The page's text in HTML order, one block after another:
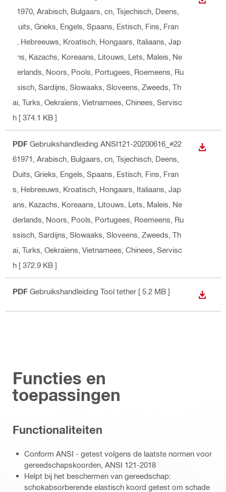
61970 , Arabisch, Bulgaars, cn, Tsjechisch, Deens,
Duits, Grieks, Engels, Spaans, Estisch, Fins, Fran
s, Hebreeuws, Kroatisch, Hongaars, Italiaans, Jap
ans, Kazachs, Koreaans, Litouws, Lets, Maleis, Ne
derlands, Noors, Pools, Portugees, Roemeens, Ru
ssisch, Sardijns, Slowaaks, Sloveens, Zweeds, Th
ai, Turks, Oekraïens, Vietnamees, Chinees, Servisc
h [ 374.1 KB ]
PDF Gebruikshandleiding ANSI121-20200616_#22
61971 , Arabisch, Bulgaars, cn, Tsjechisch, Deens,
Duits, Grieks, Engels, Spaans, Estisch, Fins, Fran
s, Hebreeuws, Kroatisch, Hongaars, Italiaans, Jap
ans, Kazachs, Koreaans, Litouws, Lets, Maleis, Ne
derlands, Noors, Pools, Portugees, Roemeens, Ru
ssisch, Sardijns, Slowaaks, Sloveens, Zweeds, Th
ai, Turks, Oekraïens, Vietnamees, Chinees, Servisc
h [ 372.9 KB ]
PDF Gebruikshandleiding Tool tether [ 5.2 MB ]
Functies en
toepassingen
Functionaliteiten
Conform ANSI - getest volgens de laatste normen voor
gereedschapskoorden, ANSI 121-2018
Helpt bij het beschermen van gereedschap:
schokabsorberende elastisch koord getest om schade